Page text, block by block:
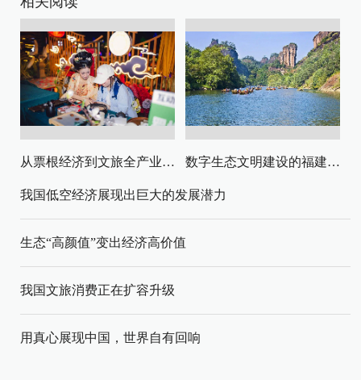
从票根经济到文旅全产业链升级 数字生态文明建设的福建路径与启示
我国低空经济展现出巨大的发展潜力
生态“高颜值”变出经济高价值
我国文旅消费正在扩容升级
用真心展现中国，世界自有回响